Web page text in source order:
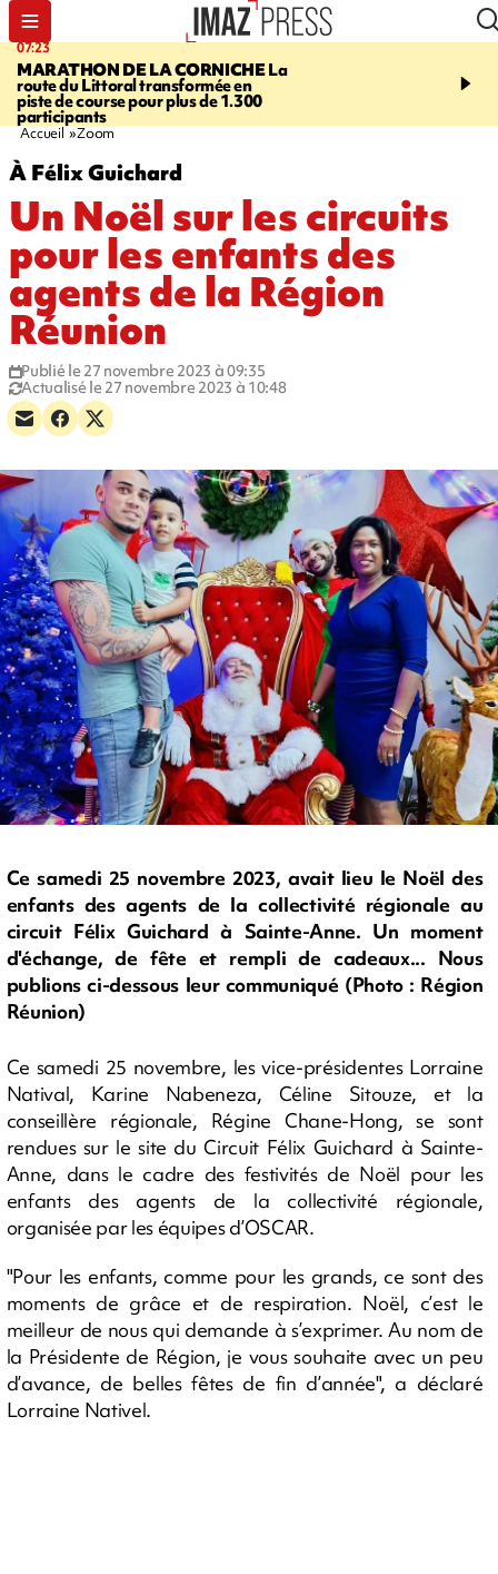
07:23
MARATHON DE LA CORNICHELa
route du Littoral transformée en
piste de course pour plus de 1.300
participants
08:37
braderie de l'océan
Accueil Zoom
À Félix Guichard
Un Noël sur les circuits
pour les enfants des
agents de la Région
Réunion
Publié le 27 novembre 2023 à 09:35
Actualisé le 27 novembre 2023 à 10:48
Ce samedi 25 novembre 2023, avait lieu le Noël des
enfants des agents de la collectivité régionale au
circuit Félix Guichard à Sainte-Anne. Un moment
d'échange, de fête et rempli de cadeaux... Nous
publions ci-dessous leur communiqué (Photo : Région
Réunion)
Ce samedi 25 novembre, les vice-présidentes Lorraine
Natival, Karine Nabeneza, Céline Sitouze, et la
conseillère régionale, Régine Chane-Hong, se sont
rendues sur le site du Circuit Félix Guichard à Sainte-
Anne, dans le cadre des festivités de Noël pour les
enfants des agents de la collectivité régionale,
organisée par les équipes d’OSCAR.
"Pour les enfants, comme pour les grands, ce sont des
moments de grâce et de respiration. Noël, c’est le
meilleur de nous qui demande à s’exprimer. Au nom de
la Présidente de Région, je vous souhaite avec un peu
d’avance, de belles fêtes de fin d’année", a déclaré
Lorraine Nativel.